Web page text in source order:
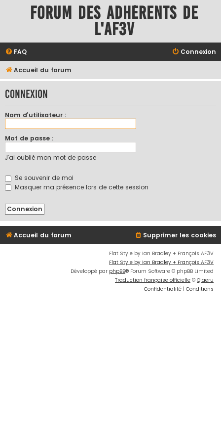
Forum des adhérents de
l'AF3V
FAQ Connexion
Accueil du forum
Connexion
Nom d’utilisateur :
Mot de passe :
J’ai oublié mon mot de passe
Se souvenir de moi
Masquer ma présence lors de cette session
Accueil du forum Supprimer les cookies
Flat Style by Ian Bradley + François AF3V
Flat Style by Ian Bradley + François AF3V
Développé par phpBB® Forum Software © phpBB Limited
Traduction française officielle © Qiaeru
Confidentialité | Conditions